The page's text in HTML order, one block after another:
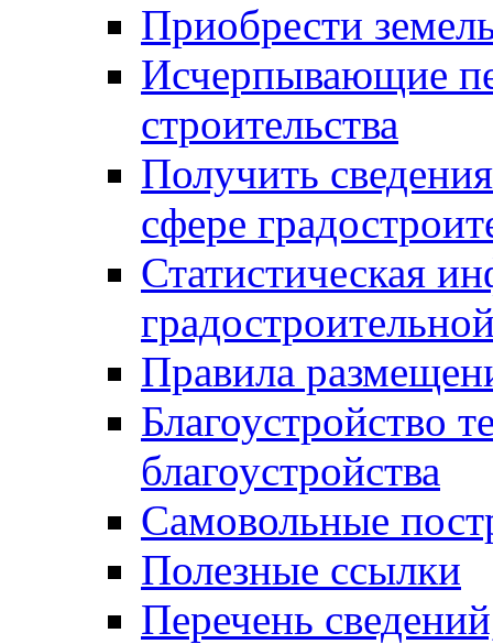
Приобрести
Исчерпывающие
строительства
Получить
сфере
Статистическая
Правила
Благоустройство
благоустройства
Самовольные
Полезные ссылки
Перечень